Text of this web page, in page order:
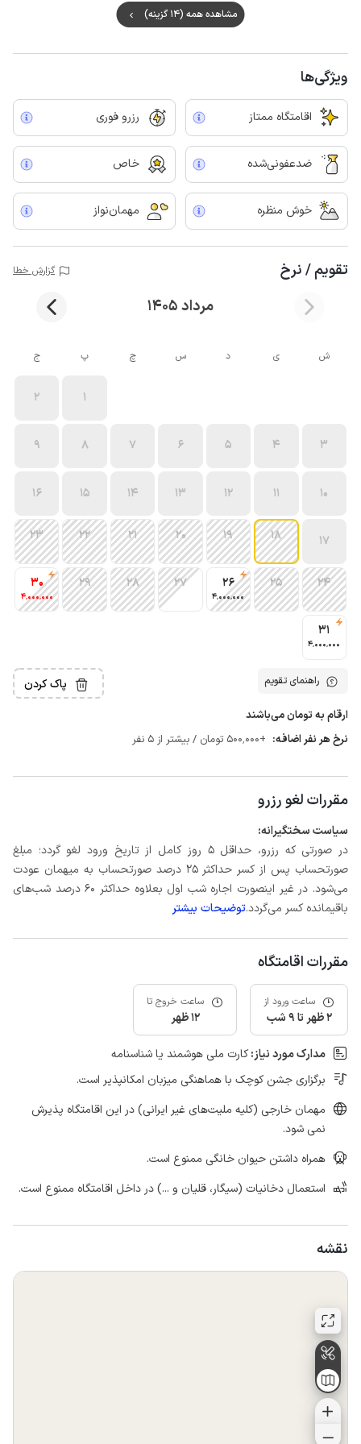
مشاهده همه (14 گزینه)
ویژگی‌ها
اقامتگاه ممتاز رزرو فوری
ضدعفونی‌شده خاص
خوش منظره مهمان‌نواز
تقویم / نرخ گزارش خطا
مرداد 1405
ش ی د س چ پ ج
1
2
3
4
5
6
7
8
9
10
11
12
13
14
15
16
17
18
19
20
21
22
23
24
25
26
4٬000٬000
27
28
29
30
4٬000٬000
31
4٬000٬000
راهنمای تقویم پاک کردن
ارقام به تومان می‌باشند
نرخ هر نفر اضافه: +500٬000 تومان / بیشتر از 5 نفر
مقررات لغو رزرو
سیاست سختگیرانه:
در صورتی که رزرو، حداقل 5 روز کامل از تاریخ ورود لغو گردد؛ مبلغ
صورتحساب پس از کسر حداکثر 25 درصد صورتحساب به میهمان عودت
می‌شود. در غیر اینصورت اجاره شب اول بعلاوه حداکثر 60 درصد شب‌های
باقیمانده کسر می‌گردد.توضیحات بیشتر
مقررات اقامتگاه
ساعت ورود از
2 ظهر تا 9 شب
ساعت خروج تا
12 ظهر
مدارک مورد نیاز:کارت ملی هوشمند یا شناسنامه
برگزاری جشن کوچک با هماهنگی میزبان امکانپذیر است.
مهمان خارجی (کلیه ملیت‌های غیر ایرانی) در این اقامتگاه پذیرش
نمی شود.
همراه داشتن حیوان خانگی ممنوع است.
استعمال دخانیات (سیگار، قلیان و ...) در داخل اقامتگاه ممنوع است.
نقشه